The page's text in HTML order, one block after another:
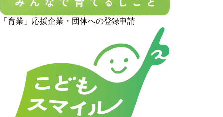
「育業」応援企業・団体への登録申請